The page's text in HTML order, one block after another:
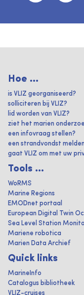
Hoe ...
is VLIZ georganiseerd?
solliciteren bij VLIZ?
lid worden van VLIZ?
ziet het marien
een infovraag stellen?
een strandvondst
gaat VLIZ om met uw
Tools ...
WoRMS
Marine Regions
EMODnet portaal
European Digital Twin
Sea Level Station
Mariene robotica
Marien Data Archief
Quick links
MarineInfo
Catalogus bibliotheek
VLIZ-cruises